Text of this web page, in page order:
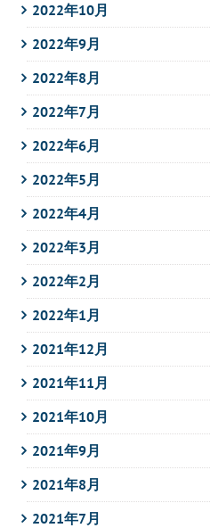
2022年10月
2022年9月
2022年8月
2022年7月
2022年6月
2022年5月
2022年4月
2022年3月
2022年2月
2022年1月
2021年12月
2021年11月
2021年10月
2021年9月
2021年8月
2021年7月